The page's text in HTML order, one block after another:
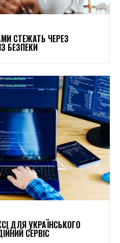
СТЕЖАТЬ ЧЕРЕЗ
БЕЗПЕКИ
ДЛЯ УКРАЇНСЬКОГО
СЕРВІС